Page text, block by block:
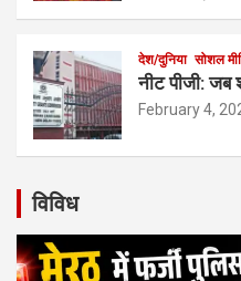
देश/दुनिया सोशल
नीट पीजी: जब
February 4,
विविध